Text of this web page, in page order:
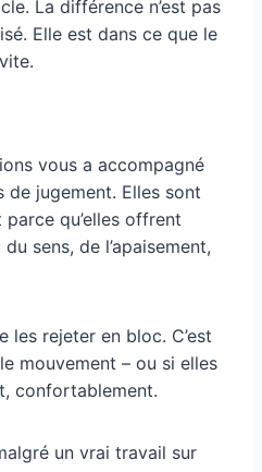
La différence n’est pas
Elle est dans ce que le
vous a accompagné
de jugement. Elles sont
qu’elles offrent
sens, de l’apaisement,
les rejeter en bloc. C’est
mouvement – ou si elles
confortablement.
un vrai travail sur